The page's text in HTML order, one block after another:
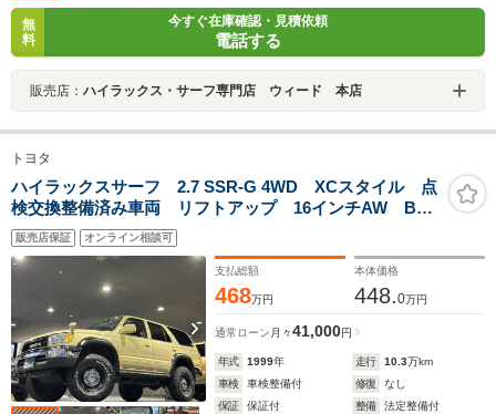
無
料
今すぐ在庫確認・見積依頼
電話する
販売店： ハイラックス・サーフ専門店 ウィード 本店
トヨタ
ハイラックスサーフ 2.7 SSR-G 4WD XCスタイル 点
検交換整備済み車両 リフトアップ 16インチAW BF
グッドリッチタイヤ レザー調シートカバー ナビ
ETC TOYOTAグリル ガラスコーティング施工
販売店保証 オンライン相談可
支払総額
468万円
本体価格
448.0万円
通常ローン 月々41,000円
年式 1999年 走行 10.3万km
車検
車検整備付 修復
なし
保証
保証付 整備
法定整備付